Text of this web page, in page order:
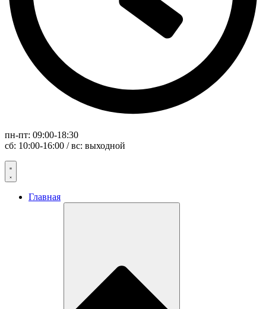
пн-пт: 09:00-18:30
сб: 10:00-16:00 / вс: выходной
Главная